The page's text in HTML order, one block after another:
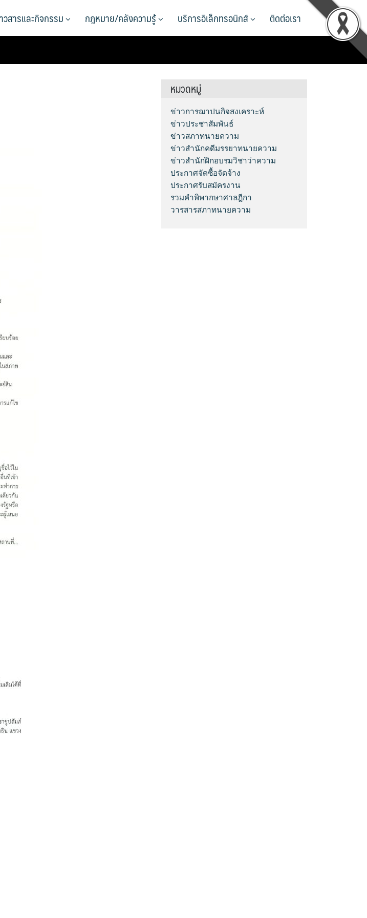
วสารและกิจกรรม กฎหมาย/คลังความรู้ บริการอิเล็กทรอนิกส์ ติดต่อเรา
หมวดหมู่
ข่าวการฌาปนกิจสงเคราะห์
ข่าวประชาสัมพันธ์
ข่าวสภาทนายความ
ข่าวสำนักคดีมรรยาทนายความ
ข่าวสำนักฝึกอบรมวิชาว่าความ
ประกาศจัดซื้อจัดจ้าง
ประกาศรับสมัครงาน
รวมคำพิพากษาศาลฎีกา
วารสารสภาทนายความ